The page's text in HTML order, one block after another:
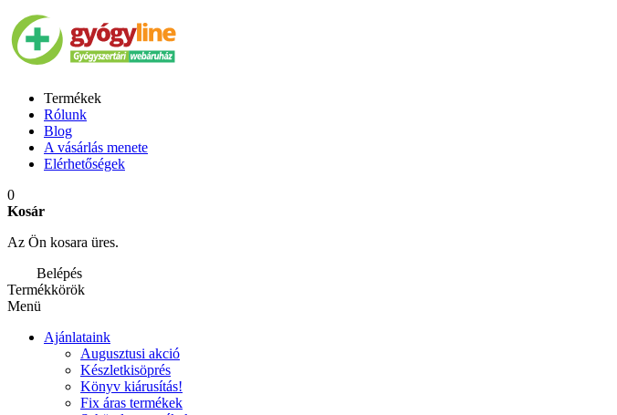
Termékek
Rólunk
Blog
A vásárlás menete
Elérhetőségek
0
Kosár
Az Ön kosara üres.
Belépés
Termékkörök
Menü
Ajánlataink
Augusztusi akció
Készletkisöprés
Könyv kiárusítás!
Fix áras termékek